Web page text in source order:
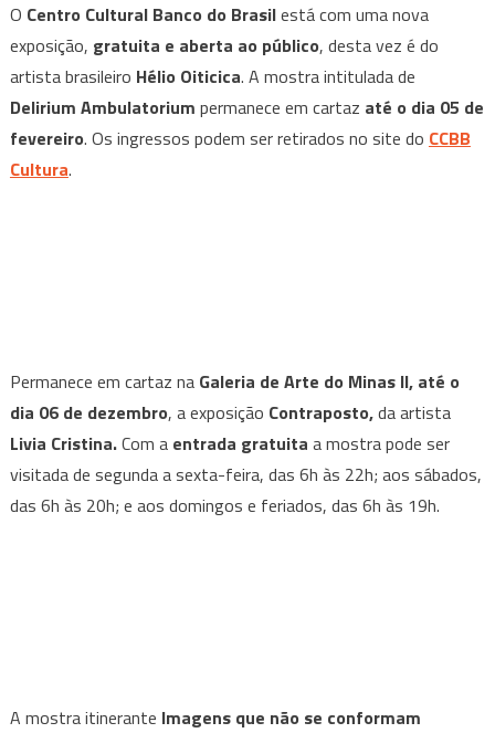
O Centro Cultural Banco do Brasilestá com uma nova
exposição, gratuita e aberta ao público, desta vez é do
artista brasileiro Hélio Oiticica. A mostra intitulada de
Delirium Ambulatorium permanece em cartaz até o dia 05 de
fevereiro. Os ingressos podem ser retirados no site do CCBB
Cultura.
Permanece em cartaz na Galeria de Arte do Minas II, até o
dia 06 de dezembro, a exposição Contraposto,da artista
Livia Cristina.Com a entrada gratuita a mostra pode ser
visitada de segunda a sexta-feira, das 6h às 22h; aos sábados,
das 6h às 20h; e aos domingos e feriados, das 6h às 19h.
A mostra itinerante Imagens que não se conformam